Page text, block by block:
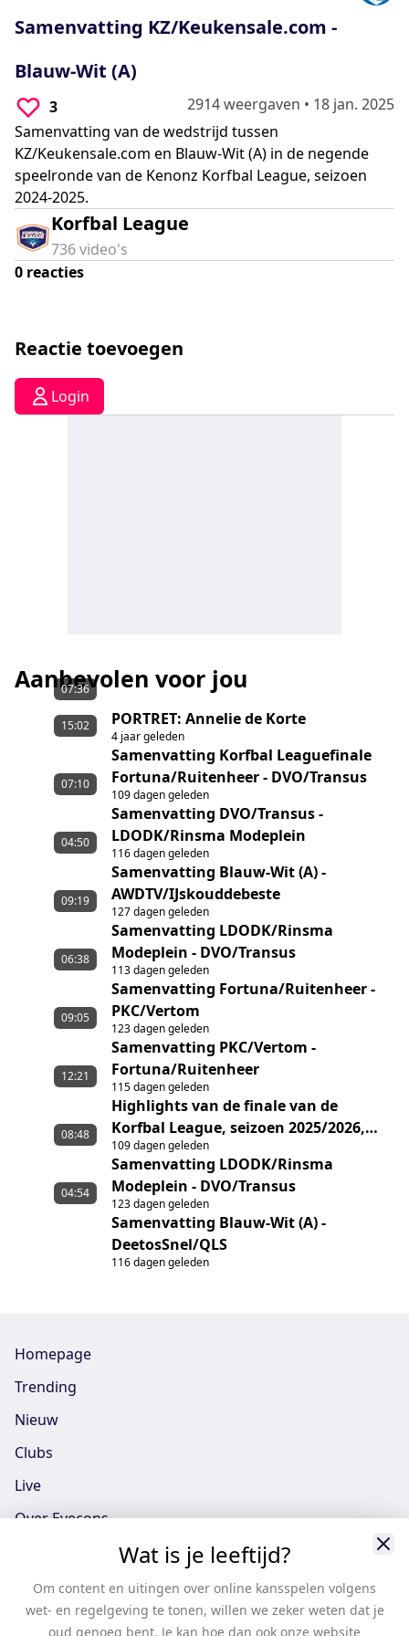
seconds
Samenvatting KZ/Keukensale.com -
Blauw-Wit (A)
3 2914 weergaven • 18 jan. 2025
Samenvatting van de wedstrijd tussen
KZ/Keukensale.com en Blauw-Wit (A) in de negende
speelronde van de Kenonz Korfbal League, seizoen
2024-2025.
Korfbal League
736video's
0 reacties
Reactie toevoegen
Login
Aanbevolen voor jou
07:36
PORTRET: Annelie de Korte
4 jaar geleden
15:02
Samenvatting Korfbal Leaguefinale
Fortuna/Ruitenheer - DVO/Transus
109 dagen geleden
07:10
Samenvatting DVO/Transus -
LDODK/Rinsma Modeplein
116 dagen geleden
04:50
Samenvatting Blauw-Wit (A) -
AWDTV/IJskouddebeste
127 dagen geleden
09:19
Samenvatting LDODK/Rinsma
Modeplein - DVO/Transus
113 dagen geleden
06:38
Samenvatting Fortuna/Ruitenheer -
PKC/Vertom
123 dagen geleden
09:05
Samenvatting PKC/Vertom -
Fortuna/Ruitenheer
115 dagen geleden
12:21
Highlights van de finale van de
Korfbal League, seizoen 2025/2026,
tussen Fortuna/Ruitenheer en
DVO/Transus
109 dagen geleden
08:48
Samenvatting LDODK/Rinsma
Modeplein - DVO/Transus
123 dagen geleden
04:54
Samenvatting Blauw-Wit (A) -
DeetosSnel/QLS
116 dagen geleden
Homepage
Trending
Nieuw
Clubs
Live
Over Eyecons
Eyecons App - iOS
Eyecons App - Android
Vacatures
Wat is je leeftijd?
Om content en uitingen over online kansspelen volgens
wet- en regelgeving te tonen, willen we zeker weten dat je
oud genoeg bent. Je kan hoe dan ook onze website